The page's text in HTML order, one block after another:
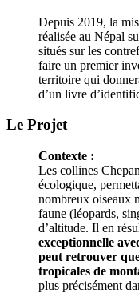
Depuis 2019, la
réalisée au Népal
situés sur les
faire un premier
territoire qui
d’un livre
Le Projet
Contexte :
Les collines
écologique,
nombreux oiseaux
faune (léopards,
d’altitude. Il en
exceptionnelle
peut retrouver
tropicales de
plus précisément